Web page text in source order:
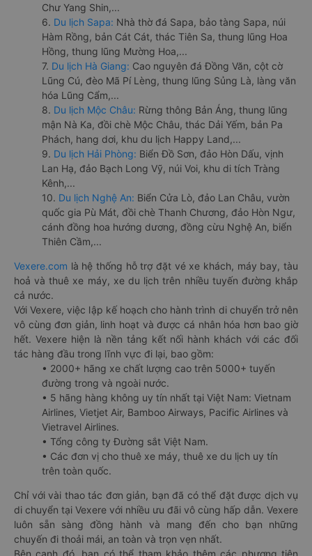
Chư Yang Shin,...
6. Du lịch Sapa: Nhà thờ đá Sapa, bảo tàng Sapa, núi
Hàm Rồng, bản Cát Cát, thác Tiên Sa, thung lũng Hoa
Hồng, thung lũng Mường Hoa,...
7. Du lịch Hà Giang: Cao nguyên đá Đồng Văn, cột cờ
Lũng Cú, đèo Mã Pí Lèng, thung lũng Sủng Là, làng văn
hóa Lũng Cẩm,...
8. Du lịch Mộc Châu: Rừng thông Bản Áng, thung lũng
mận Nà Ka, đồi chè Mộc Châu, thác Dải Yếm, bản Pa
Phách, hang dơi, khu du lịch Happy Land,...
9. Du lịch Hải Phòng: Biển Đồ Sơn, đảo Hòn Dấu, vịnh
Lan Hạ, đảo Bạch Long Vỹ, núi Voi, khu di tích Tràng
Kênh,...
10. Du lịch Nghệ An: Biển Cửa Lò, đảo Lan Châu, vườn
quốc gia Pù Mát, đồi chè Thanh Chương, đảo Hòn Ngư,
cánh đồng hoa hướng dương, đồng cừu Nghệ An, biển
Thiên Cầm,...
Vexere.com là hệ thống hỗ trợ đặt vé xe khách, máy bay, tàu
hoả và thuê xe máy, xe du lịch trên nhiều tuyến đường khắp
cả nước.
Với Vexere, việc lập kế hoạch cho hành trình di chuyển trở nên
vô cùng đơn giản, linh hoạt và được cá nhân hóa hơn bao giờ
hết. Vexere hiện là nền tảng kết nối hành khách với các đối
tác hàng đầu trong lĩnh vực đi lại, bao gồm:
• 2000+ hãng xe chất lượng cao trên 5000+ tuyến
đường trong và ngoài nước.
• 5 hãng hàng không uy tín nhất tại Việt Nam: Vietnam
Airlines, Vietjet Air, Bamboo Airways, Pacific Airlines và
Vietravel Airlines.
• Tổng công ty Đường sắt Việt Nam.
• Các đơn vị cho thuê xe máy, thuê xe du lịch uy tín
trên toàn quốc.
Chỉ với vài thao tác đơn giản, bạn đã có thể đặt được dịch vụ
di chuyển tại Vexere với nhiều ưu đãi vô cùng hấp dẫn. Vexere
luôn sẵn sàng đồng hành và mang đến cho bạn những
chuyến đi thoải mái, an toàn và trọn vẹn nhất.
Bên cạnh đó, bạn có thể tham khảo thêm các phương tiện